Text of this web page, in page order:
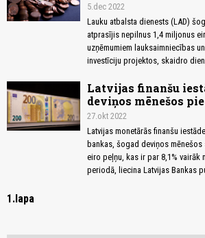
5.dec 2022
Lauku atbalsta dienests (LAD)
atprasījis nepilnus 1,4 miljonus
uzņēmumiem lauksaimniecības
investīciju projektos, skaidro
Latvijas finanšu
deviņos mēnešos
27.okt 2022
Latvijas monetārās finanšu
bankas, šogad deviņos
eiro peļņu, kas ir par 8,1% vairāk
periodā, liecina Latvijas Bankas
1.lapa